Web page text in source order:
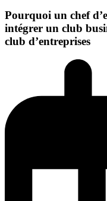
Pourquoi un chef
intégrer un club
club d’entreprises